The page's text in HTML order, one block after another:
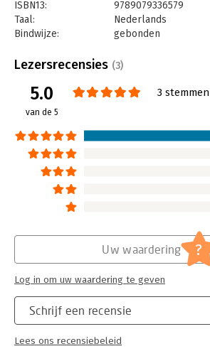
ISBN13:
9789079336579
Taal:
Nederlands
Bindwijze:
gebonden
Uitgever:
Uitgeverij OMJS
Verschijningsdatum:
11-9-2024
Hoofdrubriek:
Lezersrecensies (3)
5.0
van de 5
3 stemmen
Schrijf een recensie
Lees ons recensiebeleid
Uw waardering ?
Log in om uw waardering te geven